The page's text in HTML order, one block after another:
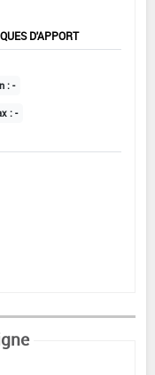
D'APPORT
: -
: -